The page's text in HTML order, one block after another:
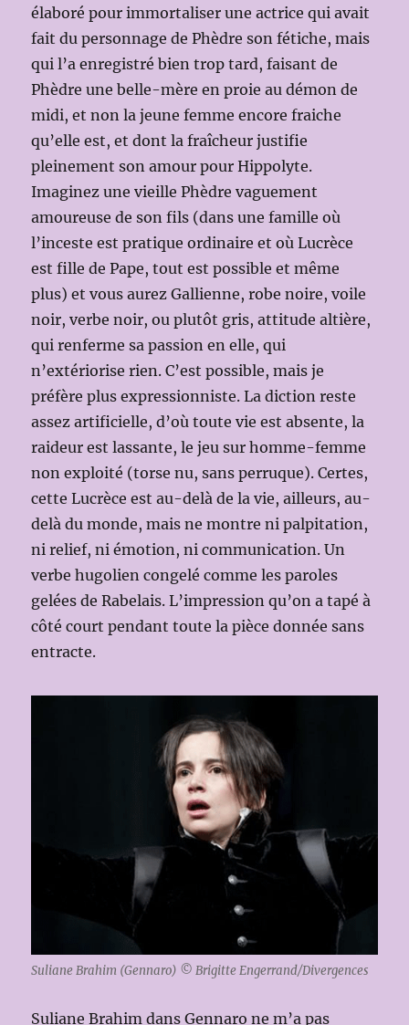
élaboré pour immortaliser une actrice qui avait
fait du personnage de Phèdre son fétiche, mais
qui l’a enregistré bien trop tard, faisant de
Phèdre une belle-mère en proie au démon de
midi, et non la jeune femme encore fraiche
qu’elle est, et dont la fraîcheur justifie
pleinement son amour pour Hippolyte.
Imaginez une vieille Phèdre vaguement
amoureuse de son fils (dans une famille où
l’inceste est pratique ordinaire et où Lucrèce
est fille de Pape, tout est possible et même
plus) et vous aurez Gallienne, robe noire, voile
noir, verbe noir, ou plutôt gris, attitude altière,
qui renferme sa passion en elle, qui
n’extériorise rien. C’est possible, mais je
préfère plus expressionniste. La diction reste
assez artificielle, d’où toute vie est absente, la
raideur est lassante, le jeu sur homme-femme
non exploité (torse nu, sans perruque). Certes,
cette Lucrèce est au-delà de la vie, ailleurs, au-
delà du monde, mais ne montre ni palpitation,
ni relief, ni émotion, ni communication. Un
verbe hugolien congelé comme les paroles
gelées de Rabelais. L’impression qu’on a tapé à
côté court pendant toute la pièce donnée sans
entracte.
Suliane Brahim (Gennaro) © Brigitte Engerrand/Divergences
Suliane Brahim dans Gennaro ne m’a pas